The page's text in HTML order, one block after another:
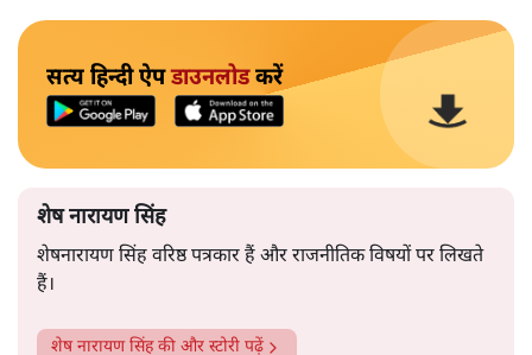
सत्य हिन्दी ऐपडाउनलोडकरें
शेष नारायण सिंह
शेषनारायण सिंह वरिष्ठ पत्रकार हैं और राजनीतिक विषयों पर लिखते
हैं।
शेष नारायण सिंहकी और स्टोरी पढ़ें